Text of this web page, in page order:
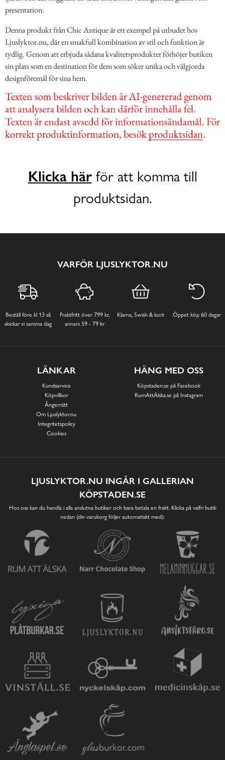
presentation.
Denna produkt från Chic Antique är ett exempel på utbudet hos
Ljuslyktor.nu, där en smakfull kombination av stil och funktion är
tydlig. Genom att erbjuda sådana kvalitetsprodukter förhöjer butiken
sin plats som en destination för dem som söker unika och välgjorda
designföremål för sina hem.
Klicka härför att komma till
produktsidan.
VARFÖR LJUSLYKTOR.NU
Beställ före kl 13 så
skickar vi samma dag
Fraktfritt över 799 kr,
annars 59 - 79 kr
Klarna, Swish & kort Öppet köp 60 dagar
LÄNKAR
Kundservice
Köpvillkor
Ångerrätt
Om Ljuslyktor.nu
Integritetspolicy
Cookies
HÄNG MED OSS
Köpstaden.se på Facebook
RumAttÄlska.se på Instagram
LJUSLYKTOR.NU INGÅR I GALLERIAN
KÖPSTADEN.SE
Hos oss kan du handla i alla anslutna butiker och bara betala en frakt. Klicka på valfri butik
nedan (din varukorg följer automatiskt med):